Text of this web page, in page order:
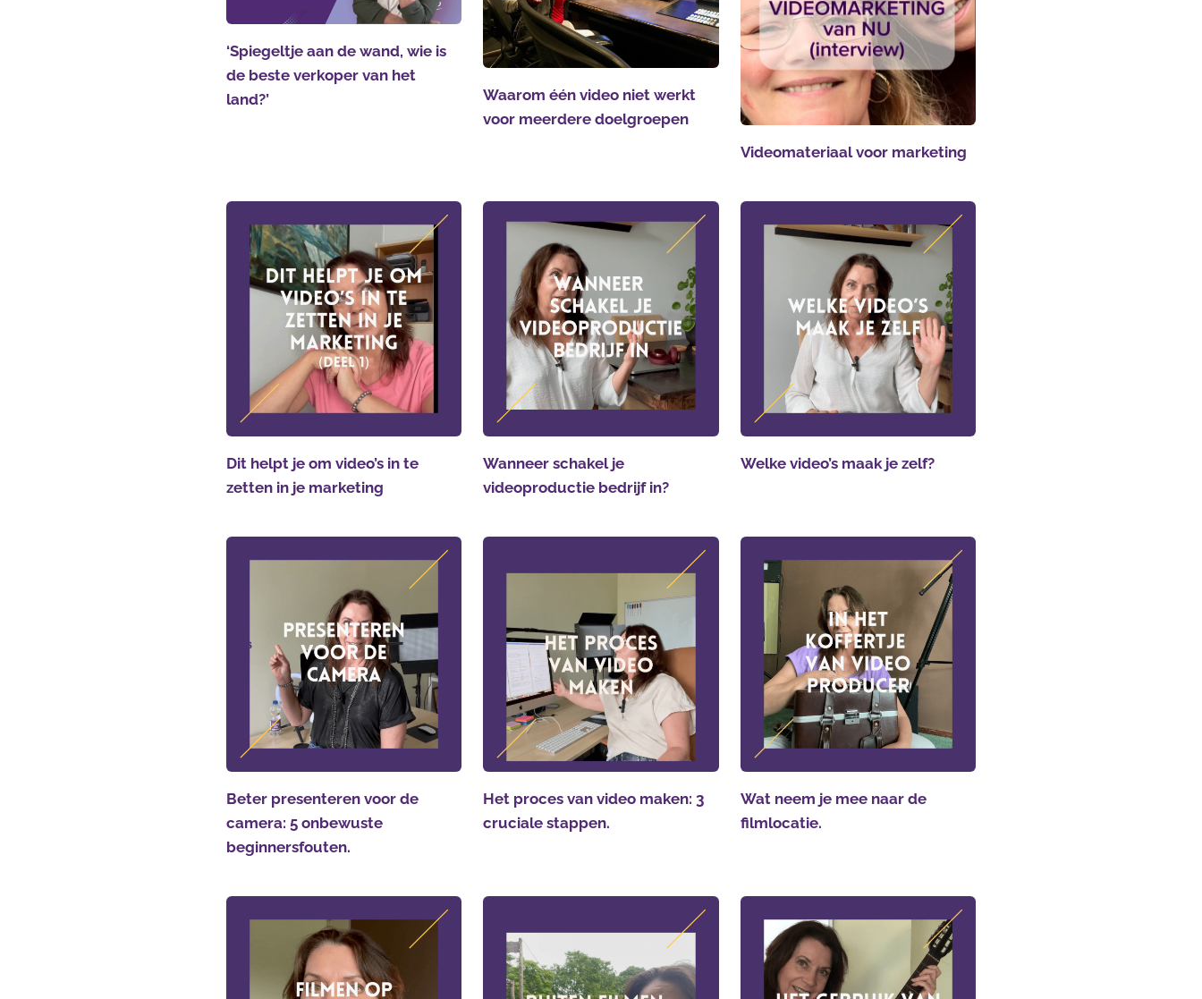
‘Spiegeltje aan de wand, wie is
de beste verkoper van het
land?’
Waarom één video niet werkt
voor meerdere doelgroepen
Videomateriaal voor marketing
Dit helpt je om video’s in te
zetten in je marketing
Wanneer schakel je
videoproductie bedrijf in?
Welke video’s maak je zelf?
Beter presenteren voor de
camera: 5 onbewuste
beginnersfouten.
Het proces van video maken: 3
cruciale stappen.
Wat neem je mee naar de
filmlocatie.